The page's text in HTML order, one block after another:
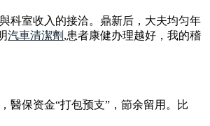
科室收入的接洽。鼎新后，大夫均匀年
汽車清潔劑 ,患者康健办理越好，我的稽
醫保资金“打包预支”，節余留用。比